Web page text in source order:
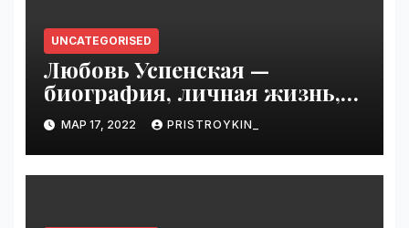
UNCATEGORISED
Любовь Успенская —
биография, личная жизнь,
достижения
МАР 17, 2022 PRISTROYKIN_